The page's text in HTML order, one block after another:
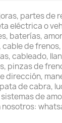
partes de
eléctrica o
baterías,
de
cableado,
pinzas de
dirección,
de cabra,
de